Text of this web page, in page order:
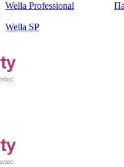
Wella Professional
Wella SP